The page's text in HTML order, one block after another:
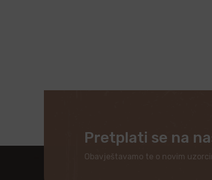
Pretplati se na
Obavještavamo te o novim